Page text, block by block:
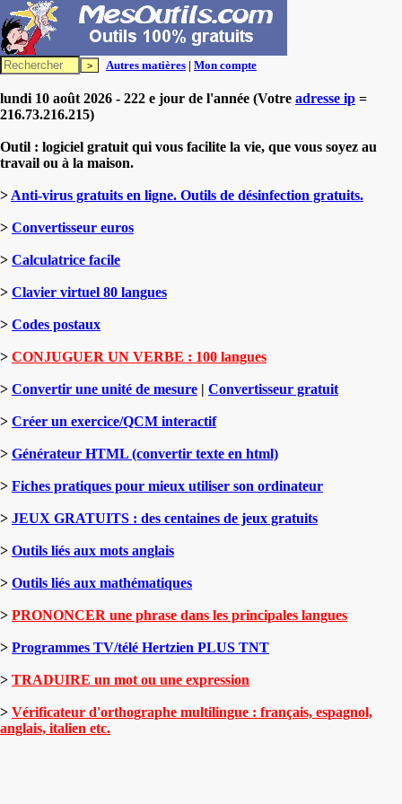
Autres matières | Mon compte
lundi 10 août 2026 - 222 e jour de l'année (Votre adresse ip =
216.73.216.215)
Outil : logiciel gratuit qui vous facilite la vie, que vous soyez au
travail ou à la maison.
> Anti-virus gratuits en ligne. Outils de désinfection gratuits.
> Convertisseur euros
> Calculatrice facile
> Clavier virtuel 80 langues
> Codes postaux
> CONJUGUER UN VERBE : 100 langues
> Convertir une unité de mesure | Convertisseur gratuit
> Créer un exercice/QCM interactif
> Générateur HTML (convertir texte en html)
> Fiches pratiques pour mieux utiliser son ordinateur
> JEUX GRATUITS : des centaines de jeux gratuits
> Outils liés aux mots anglais
> Outils liés aux mathématiques
> PRONONCER une phrase dans les principales langues
> Programmes TV/télé Hertzien PLUS TNT
> TRADUIRE un mot ou une expression
> Vérificateur d'orthographe multilingue : français, espagnol,
anglais, italien etc.